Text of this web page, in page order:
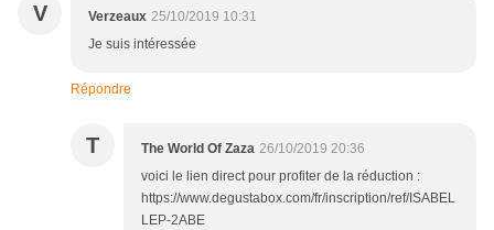
V Verzeaux 25/10/2019 10:31
Je suis intéressée
Répondre
T The World Of Zaza 26/10/2019 20:36
voici le lien direct pour profiter de la réduction :
https://www.degustabox.com/fr/inscription/ref/ISABEL
LEP-2ABE